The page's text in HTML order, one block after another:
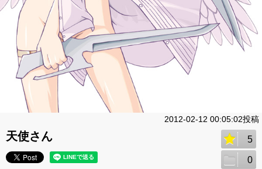
2012-02-12 00:05:02投稿
天使さん 5
0